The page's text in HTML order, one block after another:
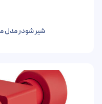
شیر شودر مدل